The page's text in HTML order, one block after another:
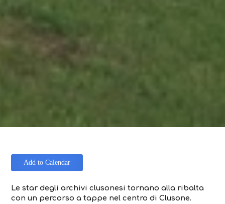
Add to Calendar
Le star degli archivi clusonesi tornano alla ribalta
con un percorso a tappe nel centro di Clusone.